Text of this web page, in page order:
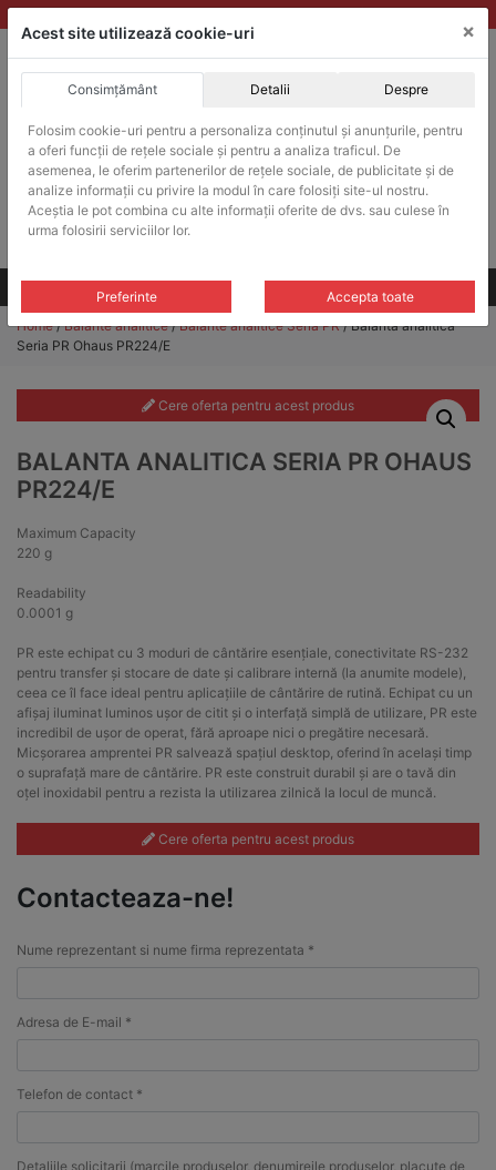
Skip
to
ACHIZITII PUBLICE
Produsele pot fi achizitionate si in sistemul SEAP / SICAP
Products
search
CAUTARE
Toate produsele
Home/Balante analitice/Balante analitice Seria PR/ Balanta analitica
Seria PR Ohaus PR224/E
Cere oferta pentru acest produs
BALANTA ANALITICA SERIA PR OHAUS
PR224/E
Maximum Capacity
220 g
Readability
0.0001 g
PR este echipat cu 3 moduri de cântărire esențiale, conectivitate RS-232
pentru transfer și stocare de date și calibrare internă (la anumite modele),
ceea ce îl face ideal pentru aplicațiile de cântărire de rutină. Echipat cu un
afișaj iluminat luminos ușor de citit și o interfață simplă de utilizare, PR este
incredibil de ușor de operat, fără aproape nici o pregătire necesară.
Micșorarea amprentei PR salvează spațiul desktop, oferind în același timp
o suprafață mare de cântărire. PR este construit durabil și are o tavă din
oțel inoxidabil pentru a rezista la utilizarea zilnică la locul de muncă.
Cere oferta pentru acest produs
Contacteaza-ne!
Nume reprezentant si nume firma reprezentata *
Adresa de E-mail *
Telefon de contact *
Detaliile solicitarii (marcile produselor, denumireile produselor, placute de
Acest site utilizează cookie-uri ×
Consimțământ Detalii Despre
Folosim cookie-uri pentru a personaliza conținutul și anunțurile, pentru
a oferi funcții de rețele sociale și pentru a analiza traficul. De
asemenea, le oferim partenerilor de rețele sociale, de publicitate și de
analize informații cu privire la modul în care folosiți site-ul nostru.
Aceștia le pot combina cu alte informații oferite de dvs. sau culese în
urma folosirii serviciilor lor.
Preferinte Accepta toate